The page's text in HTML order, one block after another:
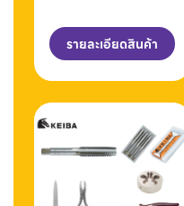
รายละเอียดสินค้า